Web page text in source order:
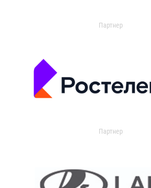
Партнер
Партнер